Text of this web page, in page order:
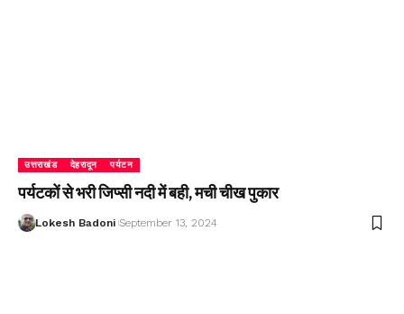
उत्तराखंड देहरादून पर्यटन
पर्यटकों से भरी जिप्सी नदी में बही, मची चीख पुकार
Lokesh Badoni September 13, 2024